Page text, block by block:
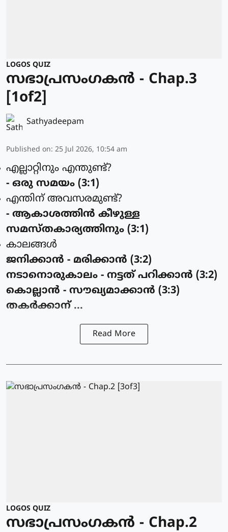
LOGOS QUIZ
സഭാപ്രസംഗകൻ - Chap.3
[1of2]
Sathyadeepam
Published on: 25 Jul 2026, 10:54 am
എല്ലാറ്റിനും എന്തുണ്ട്?
- ഒരു സമയം (3:1)
എന്തിന് അവസരമുണ്ട്?
- ആകാശത്തിന്‍ കീഴുള്ള
സമസ്തകാര്യത്തിനും (3:1)
കാലങ്ങള്‍
ജനിക്കാന്‍ - മരിക്കാന്‍ (3:2)
നടാനൊരുകാലം - നട്ടത് പറിക്കാന്‍ (3:2)
കൊല്ലാന്‍ - സൗഖ്യമാക്കാന്‍ (3:3)
തകര്‍ക്കാന് ...
Read More
LOGOS QUIZ
സഭാപ്രസംഗകൻ - Chap.2